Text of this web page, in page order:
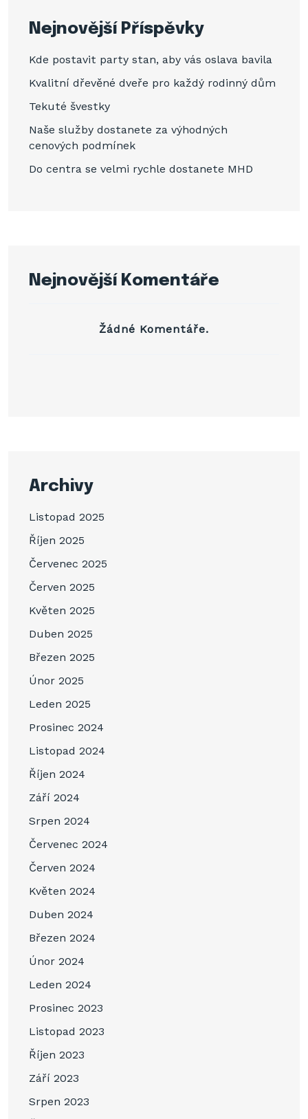
Nejnovější Příspěvky
Kde postavit party stan, aby vás oslava bavila
Kvalitní dřevěné dveře pro každý rodinný dům
Tekuté švestky
Naše služby dostanete za výhodných
cenových podmínek
Do centra se velmi rychle dostanete MHD
Nejnovější Komentáře
Žádné Komentáře.
Archivy
Listopad 2025
Říjen 2025
Červenec 2025
Červen 2025
Květen 2025
Duben 2025
Březen 2025
Únor 2025
Leden 2025
Prosinec 2024
Listopad 2024
Říjen 2024
Září 2024
Srpen 2024
Červenec 2024
Červen 2024
Květen 2024
Duben 2024
Březen 2024
Únor 2024
Leden 2024
Prosinec 2023
Listopad 2023
Říjen 2023
Září 2023
Srpen 2023